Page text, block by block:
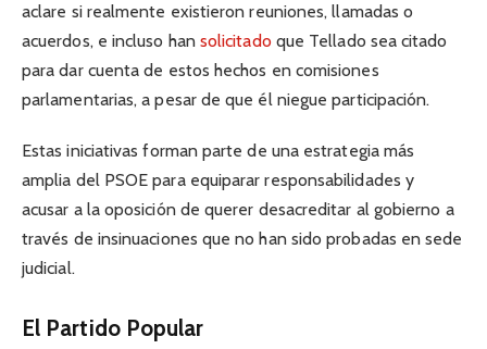
aclare si realmente existieron reuniones, llamadas o
acuerdos, e incluso han solicitado que Tellado sea citado
para dar cuenta de estos hechos en comisiones
parlamentarias, a pesar de que él niegue participación.
Estas iniciativas forman parte de una estrategia más
amplia del PSOE para equiparar responsabilidades y
acusar a la oposición de querer desacreditar al gobierno a
través de insinuaciones que no han sido probadas en sede
judicial.
El Partido Popular